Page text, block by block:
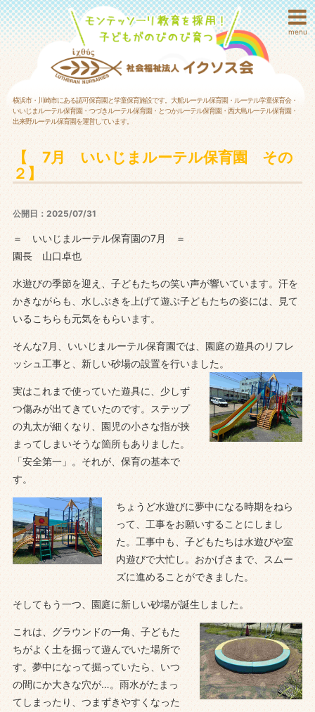
menu
横浜市・川崎市にある認可保育園と学童保育施設です。大船ルーテル保育園・ルーテル学童保育会・
いいじまルーテル保育園・つづきルーテル保育園・とつかルーテル保育園・西大島ルーテル保育園・
出来野ルーテル保育園を運営しています。
【 7月 いいじまルーテル保育園 その
２】
公開日：2025/07/31
＝ いいじまルーテル保育園の7月 ＝
園長 山口卓也
水遊びの季節を迎え、子どもたちの笑い声が響いています。汗を
かきながらも、水しぶきを上げて遊ぶ子どもたちの姿には、見て
いるこちらも元気をもらいます。
そんな7月、いいじまルーテル保育園では、園庭の遊具のリフレ
ッシュ工事と、新しい砂場の設置を行いました。
実はこれまで使っていた遊具に、少しず
つ傷みが出てきていたのです。ステップ
の丸太が細くなり、園児の小さな指が挟
まってしまいそうな箇所もありました。
「安全第一」。それが、保育の基本で
す。
ちょうど水遊びに夢中になる時期をねら
って、工事をお願いすることにしまし
た。工事中も、子どもたちは水遊びや室
内遊びで大忙し。おかげさまで、スムー
ズに進めることができました。
そしてもう一つ、園庭に新しい砂場が誕生しました。
これは、グラウンドの一角、子どもた
ちがよく土を掘って遊んでいた場所で
す。夢中になって掘っていたら、いつ
の間にか大きな穴が…。雨水がたまっ
てしまったり、つまずきやすくなった